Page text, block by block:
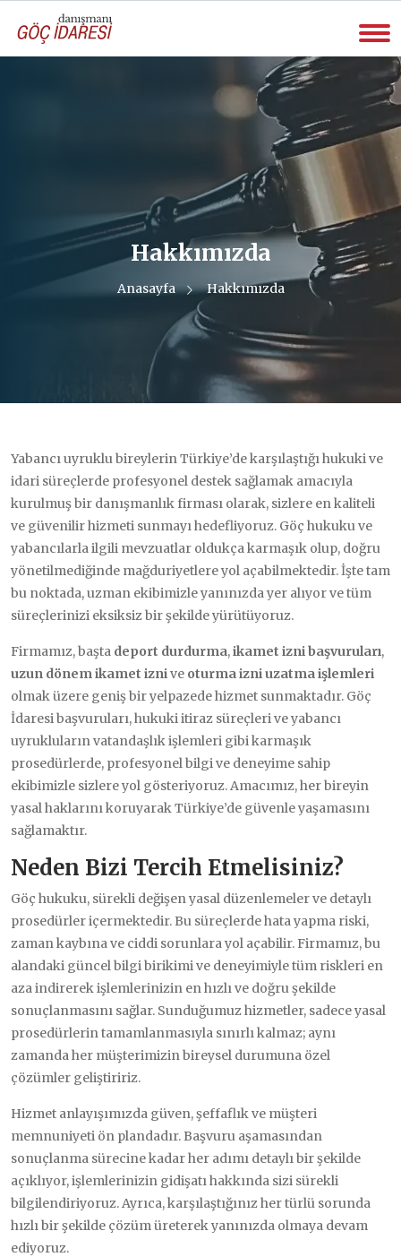
Hakkımızda
Anasayfa Hakkımızda
Yabancı uyruklu bireylerin Türkiye’de karşılaştığı hukuki ve
idari süreçlerde profesyonel destek sağlamak amacıyla
kurulmuş bir danışmanlık firması olarak, sizlere en kaliteli
ve güvenilir hizmeti sunmayı hedefliyoruz. Göç hukuku ve
yabancılarla ilgili mevzuatlar oldukça karmaşık olup, doğru
yönetilmediğinde mağduriyetlere yol açabilmektedir. İşte tam
bu noktada, uzman ekibimizle yanınızda yer alıyor ve tüm
süreçlerinizi eksiksiz bir şekilde yürütüyoruz.
Firmamız, başta deport durdurma,ikamet izni başvuruları,
uzun dönem ikamet iznive oturma izni uzatma işlemleri
olmak üzere geniş bir yelpazede hizmet sunmaktadır. Göç
İdaresi başvuruları, hukuki itiraz süreçleri ve yabancı
uyrukluların vatandaşlık işlemleri gibi karmaşık
prosedürlerde, profesyonel bilgi ve deneyime sahip
ekibimizle sizlere yol gösteriyoruz. Amacımız, her bireyin
yasal haklarını koruyarak Türkiye’de güvenle yaşamasını
sağlamaktır.
Neden Bizi Tercih Etmelisiniz?
Göç hukuku, sürekli değişen yasal düzenlemeler ve detaylı
prosedürler içermektedir. Bu süreçlerde hata yapma riski,
zaman kaybına ve ciddi sorunlara yol açabilir. Firmamız, bu
alandaki güncel bilgi birikimi ve deneyimiyle tüm riskleri en
aza indirerek işlemlerinizin en hızlı ve doğru şekilde
sonuçlanmasını sağlar. Sunduğumuz hizmetler, sadece yasal
prosedürlerin tamamlanmasıyla sınırlı kalmaz; aynı
zamanda her müşterimizin bireysel durumuna özel
çözümler geliştiririz.
Hizmet anlayışımızda güven, şeffaflık ve müşteri
memnuniyeti ön plandadır. Başvuru aşamasından
sonuçlanma sürecine kadar her adımı detaylı bir şekilde
açıklıyor, işlemlerinizin gidişatı hakkında sizi sürekli
bilgilendiriyoruz. Ayrıca, karşılaştığınız her türlü sorunda
hızlı bir şekilde çözüm üreterek yanınızda olmaya devam
ediyoruz.